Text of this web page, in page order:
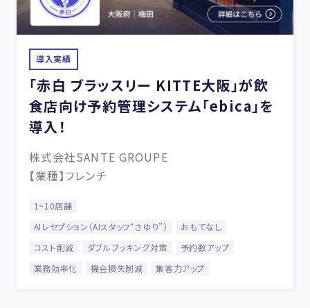
導入実績
「赤白 ブラッスリー KITTE大阪」が飲
食店向け予約管理システム「ebica」を
導入！
株式会社SANTE GROUPE
【業種】フレンチ
1~10店舗
AIレセプション（AIスタッフ“さゆり”）
おもてなし
コスト削減
ダブルブッキング対策
予約数アップ
業務効率化
機会損失削減 集客力アップ